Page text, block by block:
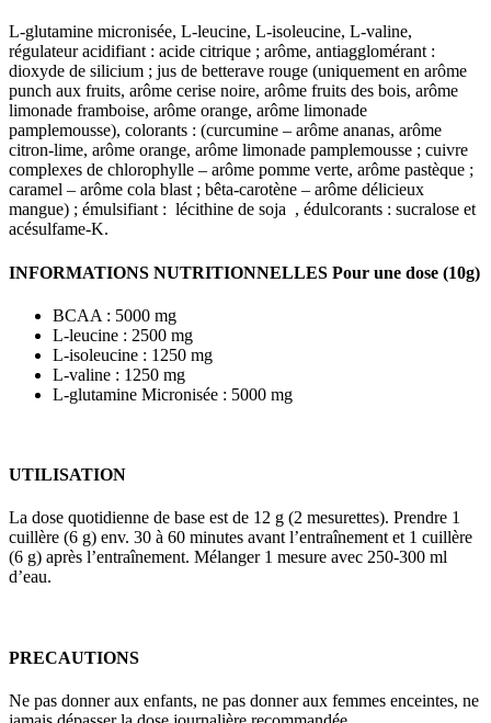
L-glutamine micronisée, L-leucine, L-isoleucine, L-valine,
régulateur acidifiant : acide citrique ; arôme, antiagglomérant :
dioxyde de silicium ; jus de betterave rouge (uniquement en arôme
punch aux fruits, arôme cerise noire, arôme fruits des bois, arôme
limonade framboise, arôme orange, arôme limonade
pamplemousse), colorants : (curcumine – arôme ananas, arôme
citron-lime, arôme orange, arôme limonade pamplemousse ; cuivre
complexes de chlorophylle – arôme pomme verte, arôme pastèque ;
caramel – arôme cola blast ; bêta-carotène – arôme délicieux
mangue) ; émulsifiant : lécithine de soja , édulcorants : sucralose et
acésulfame-K.
INFORMATIONS NUTRITIONNELLES Pour une dose (10g)
BCAA : 5000 mg
L-leucine : 2500 mg
L-isoleucine : 1250 mg
L-valine : 1250 mg
L-glutamine Micronisée : 5000 mg
UTILISATION
La dose quotidienne de base est de 12 g (2 mesurettes). Prendre 1
cuillère (6 g) env. 30 à 60 minutes avant l’entraînement et 1 cuillère
(6 g) après l’entraînement. Mélanger 1 mesure avec 250-300 ml
d’eau.
PRECAUTIONS
Ne pas donner aux enfants, ne pas donner aux femmes enceintes, ne